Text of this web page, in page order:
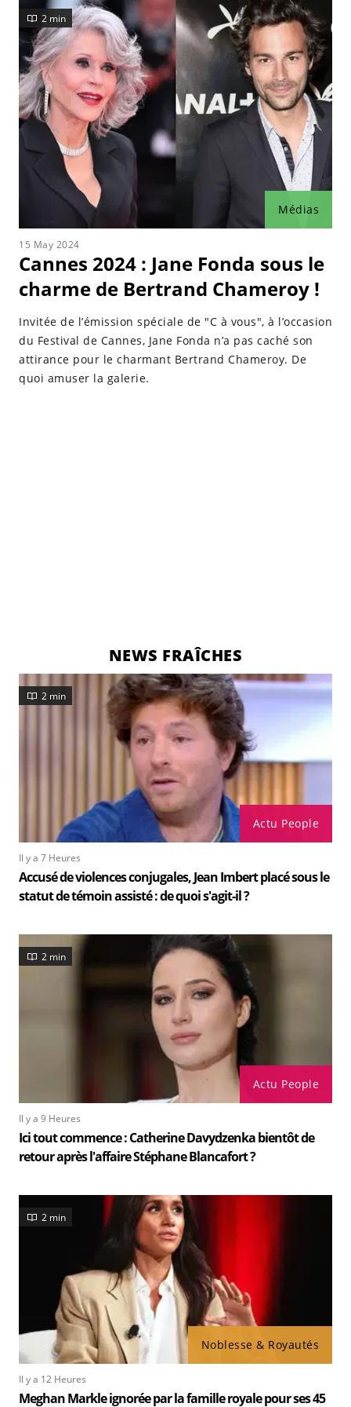
Médias
2 min
15 May 2024
Cannes 2024 : Jane Fonda sous le
charme de Bertrand Chameroy !
Invitée de l’émission spéciale de "C à vous", à l’occasion
du Festival de Cannes, Jane Fonda n’a pas caché son
attirance pour le charmant Bertrand Chameroy. De
quoi amuser la galerie.
NEWS FRAÎCHES
Actu People
2 min
Il y a 7 Heures
Accusé de violences conjugales, Jean Imbert placé sous le
statut de témoin assisté : de quoi s'agit-il ?
Actu People
2 min
Il y a 9 Heures
Ici tout commence : Catherine Davydzenka bientôt de
retour après l'affaire Stéphane Blancafort ?
Noblesse & Royautés
2 min
Il y a 12 Heures
Meghan Markle ignorée par la famille royale pour ses 45